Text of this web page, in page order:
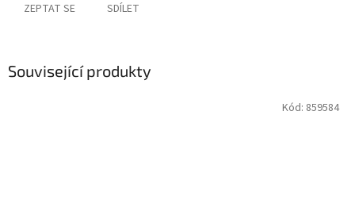
ZEPTAT SE SDÍLET
Související produkty
Kód: 859584